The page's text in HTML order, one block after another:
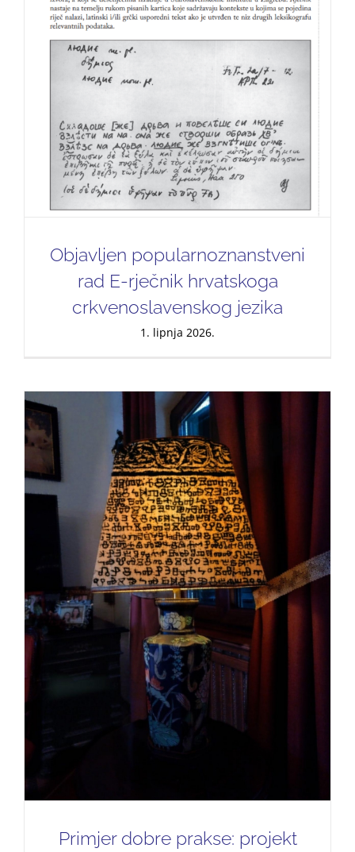
Objavljen popularnoznanstveni
rad E-rječnik hrvatskoga
crkvenoslavenskog jezika
1. lipnja 2026.
Primjer dobre prakse: projekt